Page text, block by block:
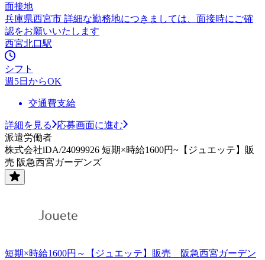
面接地
兵庫県西宮市 詳細な勤務地につきましては、面接時にご確
認をお願いいたします
西宮北口駅
シフト
週5日からOK
交通費支給
詳細を見る
応募画面に進む
派遣労働者
株式会社iDA/24099926 短期×時給1600円~【ジュエッテ】販
売 阪急西宮ガーデンズ
短期×時給1600円～【ジュエッテ】販売 阪急西宮ガーデン